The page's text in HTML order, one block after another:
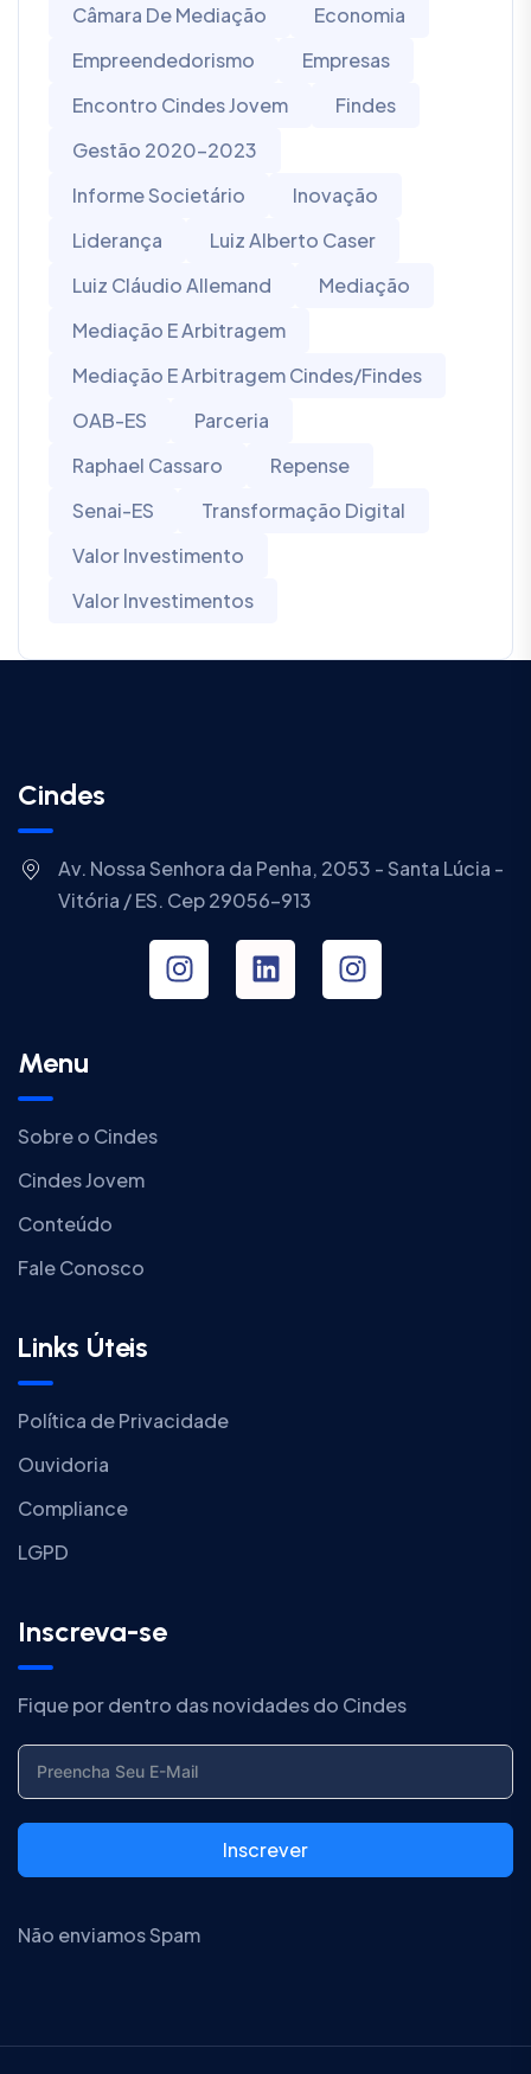
Câmara De Mediação
Economia
Empreendedorismo
Empresas
Encontro Cindes Jovem
Findes
Gestão 2020-2023
Informe Societário
Inovação
Liderança
Luiz Alberto Caser
Luiz Cláudio Allemand
Mediação
Mediação E Arbitragem
Mediação E Arbitragem Cindes/Findes
OAB-ES
Parceria
Raphael Cassaro
Repense
Senai-ES
Transformação Digital
Valor Investimento
Valor Investimentos
Cindes
Av. Nossa Senhora da Penha, 2053 - Santa Lúcia -
Vitória / ES. Cep 29056-913
Menu
Sobre o Cindes
Cindes Jovem
Conteúdo
Fale Conosco
Links Úteis
Política de Privacidade
Ouvidoria
Compliance
LGPD
Inscreva-se
Fique por dentro das novidades do Cindes
Inscrever
Não enviamos Spam